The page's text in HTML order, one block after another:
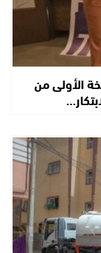
الأولى من